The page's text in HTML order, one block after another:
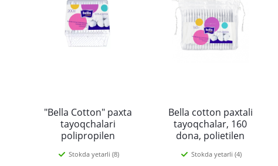
"Bella Cotton" paxta
tayoqchalari
polipropilen
Stokda yetarli (8)
Bella cotton paxtali
tayoqchalar, 160
dona, polietilen
Stokda yetarli (4)